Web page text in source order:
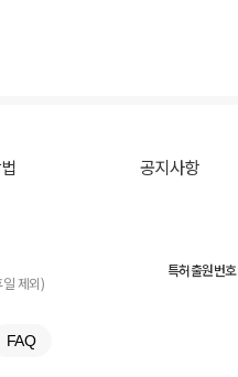
공지사항
제외)
FAQ
특허출원번호